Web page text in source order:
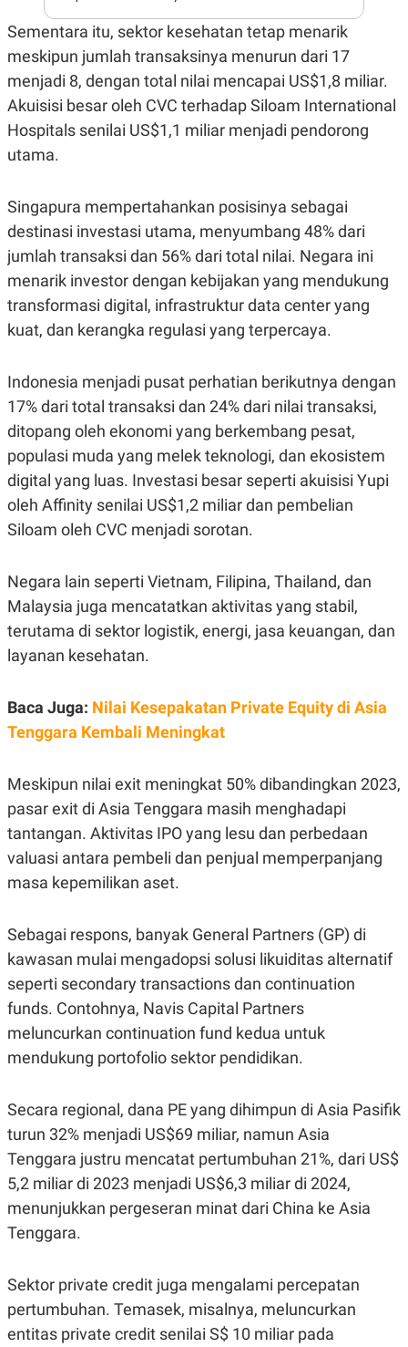
T
A
T
E
K
O
T
T
L
I
S
JARINGAN
K
O
N
N
A
C
A
D
E
Y
P
R
E
R
E
L
E
A
S
.
I
D
L
G
A
N
A
N
C
A
K
K
E
J
A
E
M
I
N
A
E
V
E
R
I
S
I
N
G
E
D
I
A
I
D
SITEMAP PROFILE TERM
OF
PEDOMAN
PEMBERITAAN
POLICY
Sementara itu, sektor kesehatan tetap menarik
meskipun jumlah transaksinya menurun dari 17
menjadi 8, dengan total nilai mencapai US$1,8 miliar.
Akuisisi besar oleh CVC terhadap Siloam International
Hospitals senilai US$1,1 miliar menjadi pendorong
utama.
Singapura mempertahankan posisinya sebagai
destinasi investasi utama, menyumbang 48% dari
jumlah transaksi dan 56% dari total nilai. Negara ini
menarik investor dengan kebijakan yang mendukung
transformasi digital, infrastruktur data center yang
kuat, dan kerangka regulasi yang terpercaya.
Indonesia menjadi pusat perhatian berikutnya dengan
17% dari total transaksi dan 24% dari nilai transaksi,
ditopang oleh ekonomi yang berkembang pesat,
populasi muda yang melek teknologi, dan ekosistem
digital yang luas. Investasi besar seperti akuisisi Yupi
oleh Affinity senilai US$1,2 miliar dan pembelian
Siloam oleh CVC menjadi sorotan.
Negara lain seperti Vietnam, Filipina, Thailand, dan
Malaysia juga mencatatkan aktivitas yang stabil,
terutama di sektor logistik, energi, jasa keuangan, dan
layanan kesehatan.
Baca Juga: Nilai Kesepakatan Private Equity di Asia
Tenggara Kembali Meningkat
Meskipun nilai exit meningkat 50% dibandingkan 2023,
pasar exit di Asia Tenggara masih menghadapi
tantangan. Aktivitas IPO yang lesu dan perbedaan
valuasi antara pembeli dan penjual memperpanjang
masa kepemilikan aset.
Sebagai respons, banyak General Partners (GP) di
kawasan mulai mengadopsi solusi likuiditas alternatif
seperti secondary transactions dan continuation
funds. Contohnya, Navis Capital Partners
meluncurkan continuation fund kedua untuk
mendukung portofolio sektor pendidikan.
Secara regional, dana PE yang dihimpun di Asia Pasifik
turun 32% menjadi US$69 miliar, namun Asia
Tenggara justru mencatat pertumbuhan 21%, dari US$
5,2 miliar di 2023 menjadi US$6,3 miliar di 2024,
menunjukkan pergeseran minat dari China ke Asia
Tenggara.
Sektor private credit juga mengalami percepatan
pertumbuhan. Temasek, misalnya, meluncurkan
entitas private credit senilai S$ 10 miliar pada